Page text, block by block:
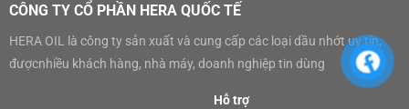
CÔNG TY CỔ PHẦN HERA QUỐC TẾ
HERA OIL là công ty sản xuất và cung cấp các loại dầu nhớt uy tín,
đượcnhiều khách hàng, nhà máy, doanh nghiệp tin dùng
Hỗ trợ